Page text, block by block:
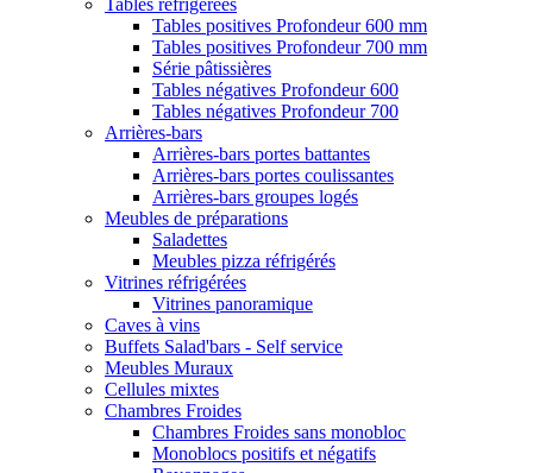
Tables réfrigérées
Tables positives Profondeur 600 mm
Tables positives Profondeur 700 mm
Série pâtissières
Tables négatives Profondeur 600
Tables négatives Profondeur 700
Arrières-bars
Arrières-bars portes battantes
Arrières-bars portes coulissantes
Arrières-bars groupes logés
Meubles de préparations
Saladettes
Meubles pizza réfrigérés
Vitrines réfrigérées
Vitrines panoramique
Caves à vins
Buffets Salad'bars - Self service
Meubles Muraux
Cellules mixtes
Chambres Froides
Chambres Froides sans monobloc
Monoblocs positifs et négatifs